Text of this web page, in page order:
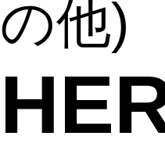
の他)